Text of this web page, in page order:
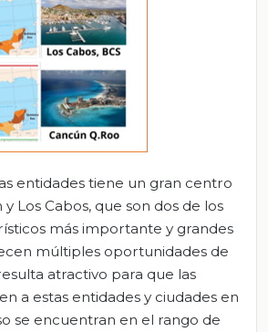
entidades tiene un gran centro
Los Cabos, que son dos de los
más importante y grandes
múltiples oportunidades de
atractivo para que las
a estas entidades y ciudades en
se encuentran en el rango de